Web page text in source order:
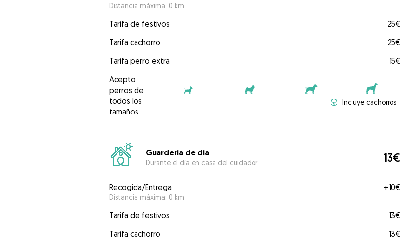
Distancia máxima: 0 km
Tarifa de festivos
25€
Tarifa cachorro
25€
Tarifa perro extra
15€
Acepto
perros de
todos los
tamaños
Incluye cachorros
Guardería de día
Durante el día en casa del cuidador 13€
Recogida/Entrega
Distancia máxima: 0 km
+10€
Tarifa de festivos
13€
Tarifa cachorro
13€